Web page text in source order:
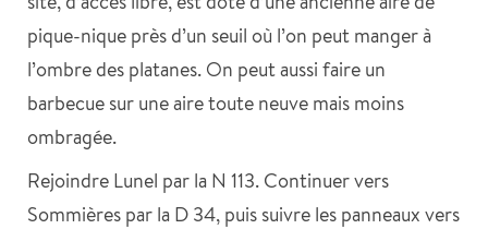
pique-nique près d’un seuil où l’on peut manger à
l’ombre des platanes. On peut aussi faire un
barbecue sur une aire toute neuve mais moins
ombragée.
Rejoindre Lunel par la N 113. Continuer vers
Sommières par la D 34, puis suivre les panneaux vers